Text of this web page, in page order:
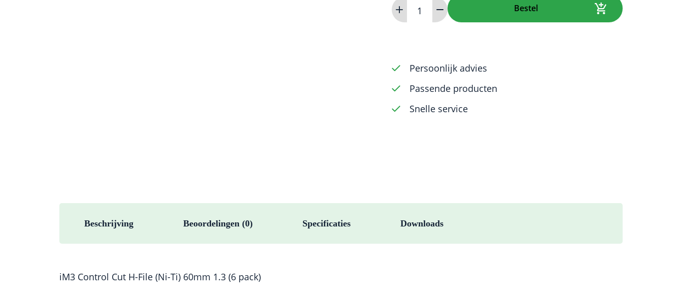
H-
File
60mm
(6
pack)
Bestel
Persoonlijk advies
Passende producten
Snelle service
Beschrijving Beoordelingen (0) Specificaties Downloads
iM3 Control Cut H-File (Ni-Ti) 60mm 1.3 (6 pack)